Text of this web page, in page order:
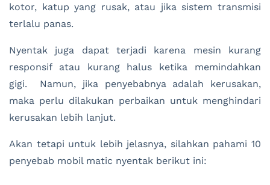
kotor, katup yang rusak, atau jika sistem transmisi
terlalu panas.
Nyentak juga dapat terjadi karena mesin kurang
responsif atau kurang halus ketika memindahkan
gigi. Namun, jika penyebabnya adalah kerusakan,
maka perlu dilakukan perbaikan untuk menghindari
kerusakan lebih lanjut.
Akan tetapi untuk lebih jelasnya, silahkan pahami 10
penyebab mobil matic nyentak berikut ini: